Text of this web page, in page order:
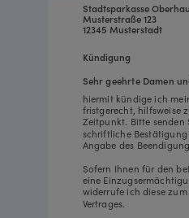
Stadtsparkasse
Musterstraße 123
12345 Musterstadt
hiermit kündige ich
fristgerecht, hilfsweise
Zeitpunkt. Bitte senden
schriftliche
Angabe des
Sofern Ihnen für den
eine
widerrufe ich diese
Vertrages.
Sehr geehrte Damen
Kündigung